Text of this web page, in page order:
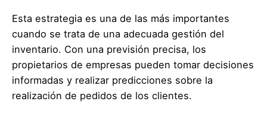
Esta estrategia es una de las más importantes
cuando se trata de una adecuada gestión del
inventario. Con una previsión precisa, los
propietarios de empresas pueden tomar decisiones
informadas y realizar predicciones sobre la
realización de pedidos de los clientes.